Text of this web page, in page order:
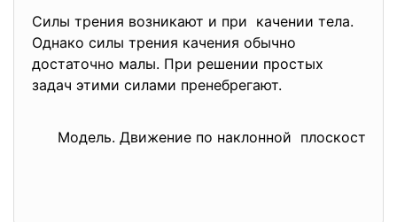
Силы трения возникают и при качении тела.
Однако силы трения качения обычно
достаточно малы. При решении простых
задач этими силами пренебрегают.
Модель. Движение по наклонной плоскости